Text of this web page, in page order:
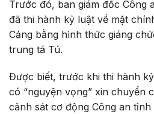
Trước đó, ban giám đốc Công
đã thi hành kỷ luật về mặt
Cảng bằng hình thức giáng
trung tá Tú.
Được biết, trước khi thi hành
có “nguyện vọng” xin chuyển
cảnh sát cơ động Công an